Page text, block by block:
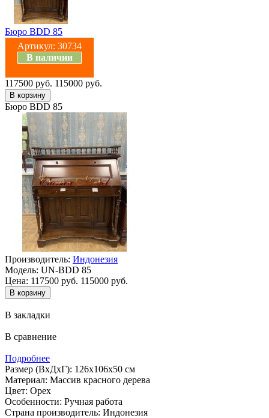
Бюро BDD 85
Артикул: 30734
В наличии
117500 руб. 115000 руб.
Бюро BDD 85
Производитель: Индонезия
Модель: UN-BDD 85
Цена: 117500 руб. 115000 руб.
В закладки
В сравнение
Подробнее
Размер (ВхДхГ): 126х106х50 см
Материал: Массив красного дерева
Цвет: Орех
Особенности: Ручная работа
Страна производитель: Индонезия